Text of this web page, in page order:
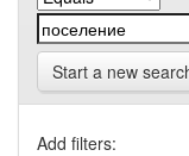
Start a new
Add filters: